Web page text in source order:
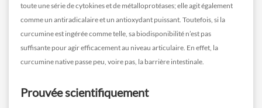
toute une série de cytokines et de métalloprotéases; elle agit également
comme un antiradicalaire et un antioxydant puissant. Toutefois, si la
curcumine est ingérée comme telle, sa biodisponibilité n’est pas
suffisante pour agir efficacement au niveau articulaire. En effet, la
curcumine native passe peu, voire pas, la barrière intestinale.
Prouvée scientifiquement